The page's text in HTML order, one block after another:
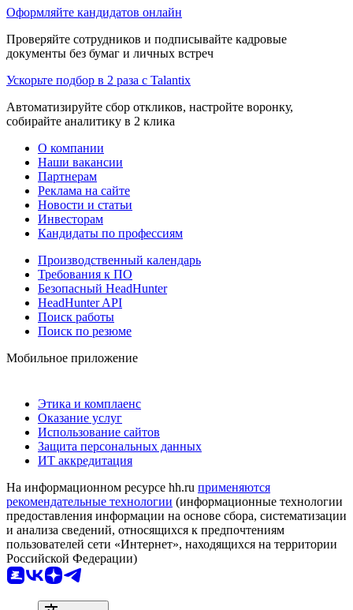
Оформляйте кандидатов онлайн
Проверяйте сотрудников и подписывайте кадровые
документы без бумаг и личных встреч
Ускорьте подбор в 2 раза с Talantix
Автоматизируйте сбор откликов, настройте воронку,
собирайте аналитику в 2 клика
О компании
Наши вакансии
Партнерам
Реклама на сайте
Новости и статьи
Инвесторам
Кандидаты по профессиям
Производственный календарь
Требования к ПО
Безопасный HeadHunter
HeadHunter API
Поиск работы
Поиск по резюме
Мобильное приложение
Этика и комплаенс
Оказание услуг
Использование сайтов
Защита персональных данных
ИТ аккредитация
На информационном ресурсе hh.ru применяются
рекомендательные технологии (информационные технологии
предоставления информации на основе сбора, систематизации
и анализа сведений, относящихся к предпочтениям
пользователей сети «Интернет», находящихся на территории
Российской Федерации)